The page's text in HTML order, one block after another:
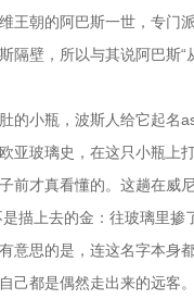
王朝的阿巴斯一世，专
隔壁，所以与其说阿巴斯
的小瓶，波斯人给它起名
玻璃史，在这只小瓶上打
前才真看懂的。这趟在
描上去的金：往玻璃里掺
意思的是，连这名字本
己都是偶然走出来的远客。